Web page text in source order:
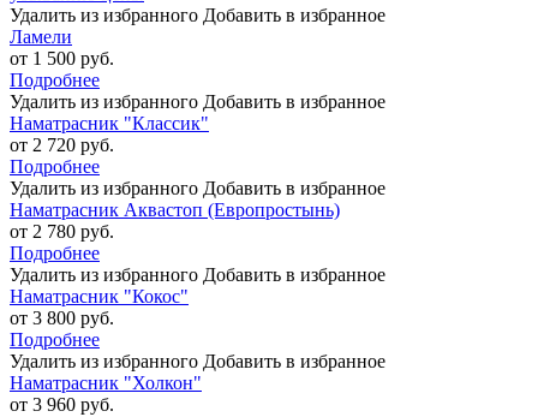
Удалить из избранного Добавить в избранное
Ламели
от 1 500 руб.
Подробнее
Удалить из избранного Добавить в избранное
Наматрасник "Классик"
от 2 720 руб.
Подробнее
Удалить из избранного Добавить в избранное
Наматрасник Аквастоп (Европростынь)
от 2 780 руб.
Подробнее
Удалить из избранного Добавить в избранное
Наматрасник "Кокос"
от 3 800 руб.
Подробнее
Удалить из избранного Добавить в избранное
Наматрасник "Холкон"
от 3 960 руб.